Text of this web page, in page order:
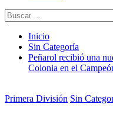
Buscar:
Inicio
Sin Categoría
Peñarol recibió una
Colonia en el
Primera División Sin